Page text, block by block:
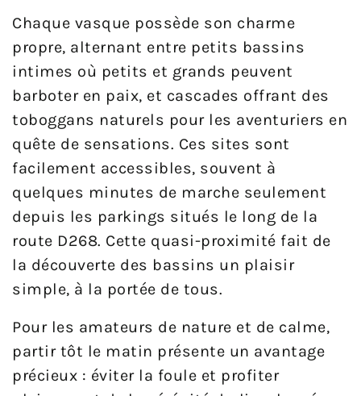
Chaque vasque possède son charme
propre, alternant entre petits bassins
intimes où petits et grands peuvent
barboter en paix, et cascades offrant des
toboggans naturels pour les aventuriers en
quête de sensations. Ces sites sont
facilement accessibles, souvent à
quelques minutes de marche seulement
depuis les parkings situés le long de la
route D268. Cette quasi-proximité fait de
la découverte des bassins un plaisir
simple, à la portée de tous.
Pour les amateurs de nature et de calme,
partir tôt le matin présente un avantage
précieux : éviter la foule et profiter